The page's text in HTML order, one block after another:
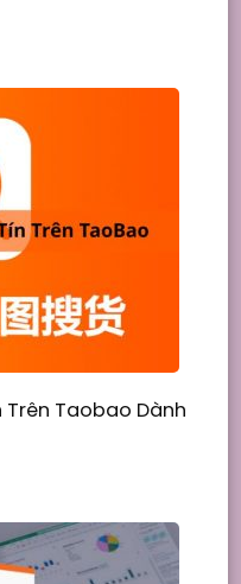
Trên Taobao Dành